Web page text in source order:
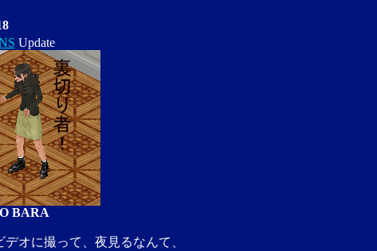
Update
BARA
デオに撮って、夜見るなんて、